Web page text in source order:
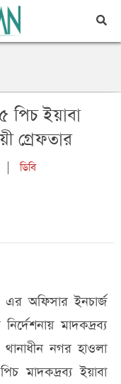
ইয়াবা সহ একজন মাদক
জন মাদক ব্যবসায়ী’কে
পিচ ইয়াবা
গ্রেফতার
ডিবি
এর অফিসার ইনচার্জ
মাদকদ্রব্য
থানাধীন নগর হাওলা
মাদকদ্রব্য ইয়াবা